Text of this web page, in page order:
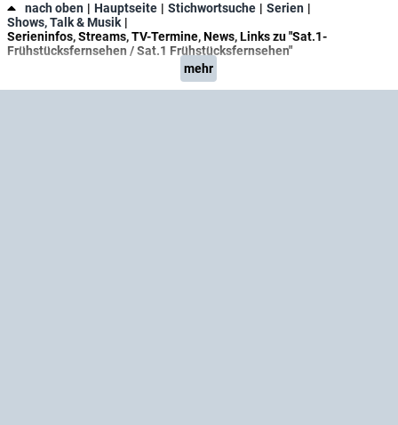
mehr
nach oben Hauptseite Stichwortsuche
Serien
Shows, Talk & Musik
Serieninfos, Streams, TV-Termine, News, Links zu "Sat.1-
Frühstücksfernsehen / Sat.1 Frühstücksfernsehen"